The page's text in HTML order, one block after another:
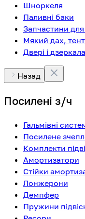
Шноркеля
Паливні баки
Запчастини
Мякий дах,
Двері і дзеркала
Назад
Посилені з/ч
Гальмівні
Посилене
Комплекти
Амортизатори
Стійки
Лонжерони
Демпфер
Пружини